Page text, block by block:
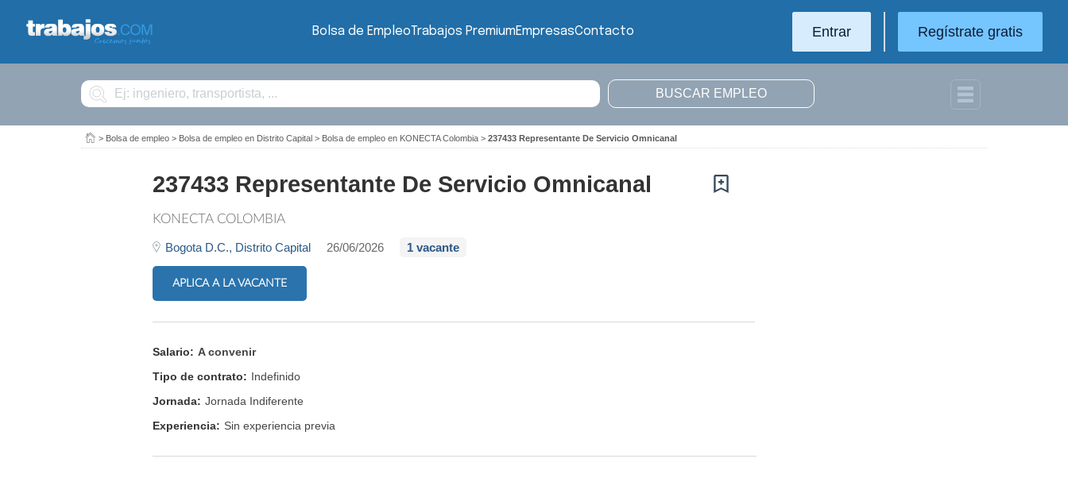
Bolsa de EmpleoTrabajos PremiumEmpresasContacto Entrar Regístrate gratis
Buscar
> Bolsa de empleo > Bolsa de empleo en Distrito Capital > Bolsa de empleo en KONECTA Colombia > 237433 Representante De Servicio Omnicanal
237433 Representante De Servicio Omnicanal
KONECTA COLOMBIA
Bogota D.C., Distrito Capital 26/06/2026 1 vacante
APLICA A LA VACANTE
Salario: A convenir
Tipo de contrato: Indefinido
Jornada: Jornada Indiferente
Experiencia: Sin experiencia previa